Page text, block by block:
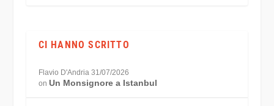
CI HANNO SCRITTO
Flavio D'Andria 31/07/2026
on Un Monsignore a Istanbul